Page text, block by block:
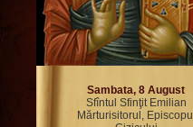
Sambata, 8 August
Sfîntul Sfinţit Emilian
Mărturisitorul, Episcopul